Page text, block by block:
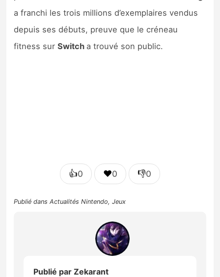
a franchi les trois millions d’exemplaires vendus
depuis ses débuts, preuve que le créneau
fitness surSwitch a trouvé son public.
👍0 ❤️0 👎0
Publié dansActualités Nintendo,Jeux
Publié parZekarant